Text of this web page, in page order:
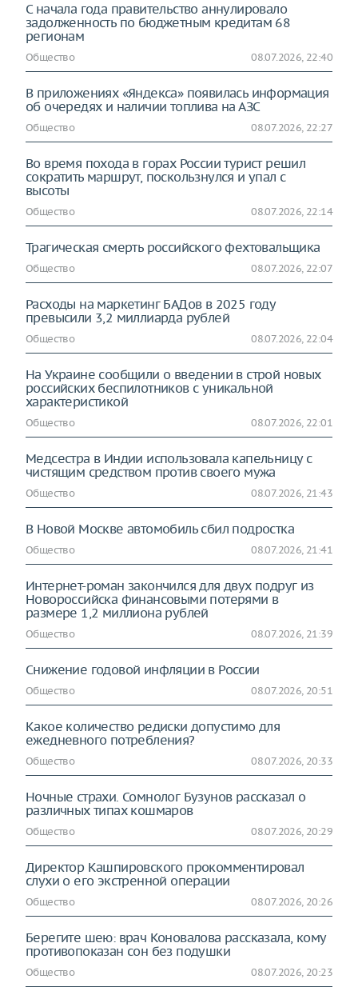
С начала года правительство аннулировало
задолженность по бюджетным кредитам 68
регионам
Общество 08.07.2026, 22:40
В приложениях «Яндекса» появилась информация
об очередях и наличии топлива на АЗС
Общество 08.07.2026, 22:27
Во время похода в горах России турист решил
сократить маршрут, поскользнулся и упал с
высоты
Общество 08.07.2026, 22:14
Трагическая смерть российского фехтовальщика
Общество 08.07.2026, 22:07
Расходы на маркетинг БАДов в 2025 году
превысили 3,2 миллиарда рублей
Общество 08.07.2026, 22:04
На Украине сообщили о введении в строй новых
российских беспилотников с уникальной
характеристикой
Общество 08.07.2026, 22:01
Медсестра в Индии использовала капельницу с
чистящим средством против своего мужа
Общество 08.07.2026, 21:43
В Новой Москве автомобиль сбил подростка
Общество 08.07.2026, 21:41
Интернет-роман закончился для двух подруг из
Новороссийска финансовыми потерями в
размере 1,2 миллиона рублей
Общество 08.07.2026, 21:39
Снижение годовой инфляции в России
Общество 08.07.2026, 20:51
Какое количество редиски допустимо для
ежедневного потребления?
Общество 08.07.2026, 20:33
Ночные страхи. Сомнолог Бузунов рассказал о
различных типах кошмаров
Общество 08.07.2026, 20:29
Директор Кашпировского прокомментировал
слухи о его экстренной операции
Общество 08.07.2026, 20:26
Берегите шею: врач Коновалова рассказала, кому
противопоказан сон без подушки
Общество 08.07.2026, 20:23